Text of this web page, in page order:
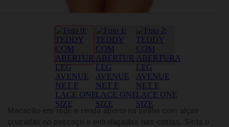
Macacão em rede e renda aberto na virilha com alças
cruzadas no pescoço e entrelaçadas nas costas. Sinta o